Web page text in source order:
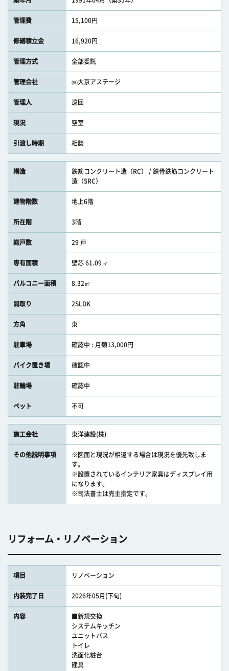
管理費 15,100円
修繕積立金 16,920円
管理方式 全部委託
管理会社 ㈱大京アステージ
管理人 巡回
現況 空室
引渡し時期 相談
構造
鉄筋コンクリート造（RC） / 鉄骨鉄筋コンクリート
造（SRC）
建物階数 地上6階
所在階 3階
総戸数 29 戸
専有面積 壁芯 61.09㎡
バルコニー面積 8.32㎡
間取り 2SLDK
方角 東
駐車場 確認中 : 月額13,000円
バイク置き場 確認中
駐輪場 確認中
ペット 不可
施工会社 東洋建設(株)
その他説明事項
※図面と現況が相違する場合は現況を優先致しま
す。
※設置されているインテリア家具はディスプレイ用
になります。
※司法書士は売主指定です。
リフォーム・リノベーション
項目 リノベーション
内装完了日 2026年05月(下旬)
内容
■新規交換
システムキッチン
ユニットバス
トイレ
洗面化粧台
建具